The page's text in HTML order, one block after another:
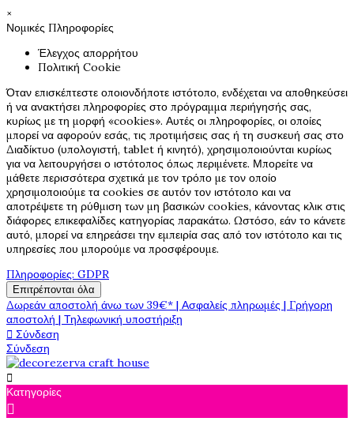
×
Νομικές Πληροφορίες
Έλεγχος απορρήτου
Πολιτική Cookie
Όταν επισκέπτεστε οποιονδήποτε ιστότοπο, ενδέχεται να αποθηκεύσει
ή να ανακτήσει πληροφορίες στο πρόγραμμα περιήγησής σας,
κυρίως με τη μορφή «cookies». Αυτές οι πληροφορίες, οι οποίες
μπορεί να αφορούν εσάς, τις προτιμήσεις σας ή τη συσκευή σας στο
Διαδίκτυο (υπολογιστή, tablet ή κινητό), χρησιμοποιούνται κυρίως
για να λειτουργήσει ο ιστότοπος όπως περιμένετε. Μπορείτε να
μάθετε περισσότερα σχετικά με τον τρόπο με τον οποίο
χρησιμοποιούμε τα cookies σε αυτόν τον ιστότοπο και να
αποτρέψετε τη ρύθμιση των μη βασικών cookies, κάνοντας κλικ στις
διάφορες επικεφαλίδες κατηγορίας παρακάτω. Ωστόσο, εάν το κάνετε
αυτό, μπορεί να επηρεάσει την εμπειρία σας από τον ιστότοπο και τις
υπηρεσίες που μπορούμε να προσφέρουμε.
Πληροφορίες: GDPR
Επιτρέπονται όλα
Δωρεάν αποστολή άνω των 39€* | Ασφαλείς πληρωμές | Γρήγορη
αποστολή | Τηλεφωνική υποστήριξη
 Σύνδεση
Σύνδεση

Κατηγορίες
